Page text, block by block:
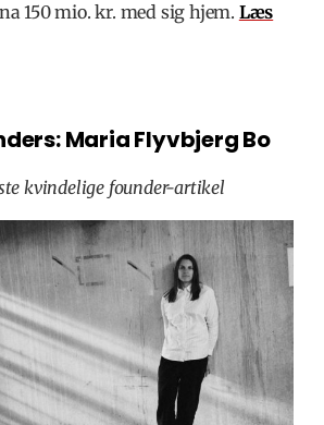
150 mio. kr. med sig hjem. Læs
Maria Flyvbjerg Bo
kvindelige founder-artikel